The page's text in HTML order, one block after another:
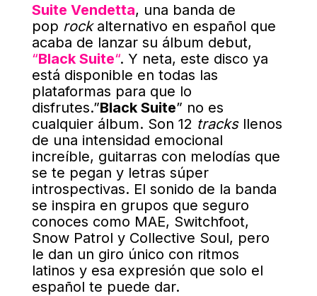
Suite Vendetta, una banda de
pop rockalternativo en español que
acaba de lanzar su álbum debut,
“Black Suite“. Y neta, este disco ya
está disponible en todas las
plataformas para que lo
disfrutes.”Black Suite” no es
cualquier álbum. Son 12 tracksllenos
de una intensidad emocional
increíble, guitarras con melodías que
se te pegan y letras súper
introspectivas. El sonido de la banda
se inspira en grupos que seguro
conoces como MAE, Switchfoot,
Snow Patrol y Collective Soul, pero
le dan un giro único con ritmos
latinos y esa expresión que solo el
español te puede dar.